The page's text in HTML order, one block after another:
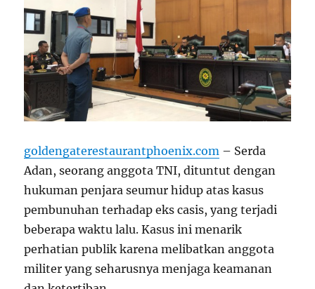
goldengaterestaurantphoenix.com – Serda
Adan, seorang anggota TNI, dituntut dengan
hukuman penjara seumur hidup atas kasus
pembunuhan terhadap eks casis, yang terjadi
beberapa waktu lalu. Kasus ini menarik
perhatian publik karena melibatkan anggota
militer yang seharusnya menjaga keamanan